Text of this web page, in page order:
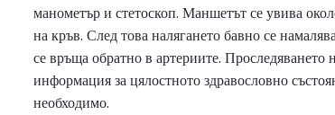
манометър и стетоскоп. Маншетът се увива
на кръв. След това налягането бавно се
се връща обратно в артериите.
информация за цялостното здравословно
необходимо.